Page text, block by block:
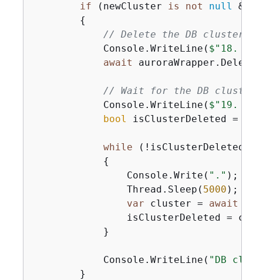
if (newCluster is not null &&
{
// Delete the DB cluster.
            Console.WriteLine(
$"18.
await
// Wait for the DB cluster
            Console.WriteLine(
$"19.
bool isClusterDeleted =
while (!isClusterDeleted)
{
                Console.Write(
"." );
                Thread.Sleep(
5000 );
var cluster = await
isClusterDeleted =
            }
            Console.WriteLine(
"DB
        }